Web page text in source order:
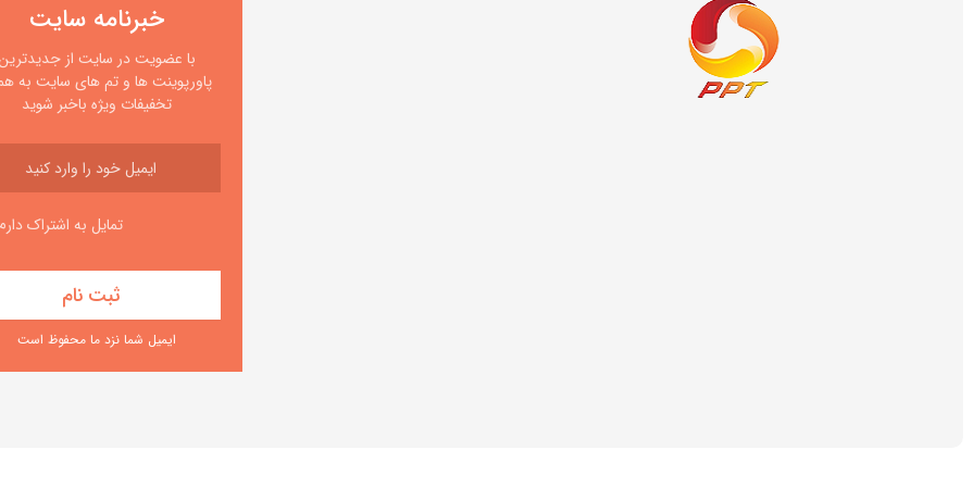
خبرنامه سایت
با عضویت در سایت از
پاورپوینت ها و تم های سایت به
تخفیفات ویژه باخبر شوید
تمایل به اشتراک
ایمیل شما نزد ما محفوظ است